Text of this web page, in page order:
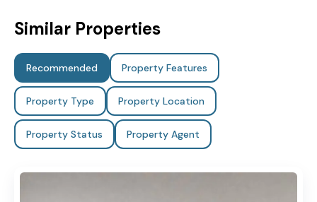
Similar Properties
Recommended Property Features
Property Type Property Location
Property Status Property Agent